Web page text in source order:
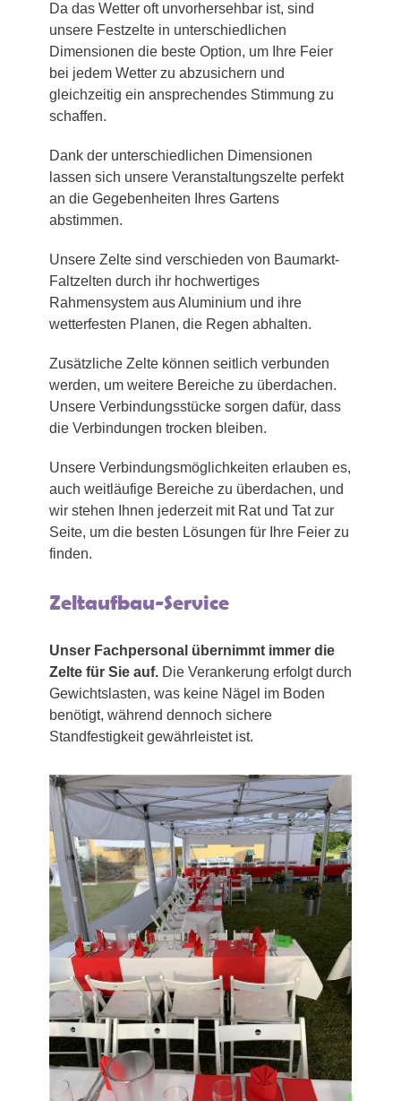
Da das Wetter oft unvorhersehbar ist, sind
unsere Festzelte in unterschiedlichen
Dimensionen die beste Option, um Ihre Feier
bei jedem Wetter zu abzusichern und
gleichzeitig ein ansprechendes Stimmung zu
schaffen.
Dank der unterschiedlichen Dimensionen
lassen sich unsere Veranstaltungszelte perfekt
an die Gegebenheiten Ihres Gartens
abstimmen.
Unsere Zelte sind verschieden von Baumarkt-
Faltzelten durch ihr hochwertiges
Rahmensystem aus Aluminium und ihre
wetterfesten Planen, die Regen abhalten.
Zusätzliche Zelte können seitlich verbunden
werden, um weitere Bereiche zu überdachen.
Unsere Verbindungsstücke sorgen dafür, dass
die Verbindungen trocken bleiben.
Unsere Verbindungsmöglichkeiten erlauben es,
auch weitläufige Bereiche zu überdachen, und
wir stehen Ihnen jederzeit mit Rat und Tat zur
Seite, um die besten Lösungen für Ihre Feier zu
finden.
Zeltaufbau-Service
Unser Fachpersonal übernimmt immer die
Zelte für Sie auf. Die Verankerung erfolgt durch
Gewichtslasten, was keine Nägel im Boden
benötigt, während dennoch sichere
Standfestigkeit gewährleistet ist.